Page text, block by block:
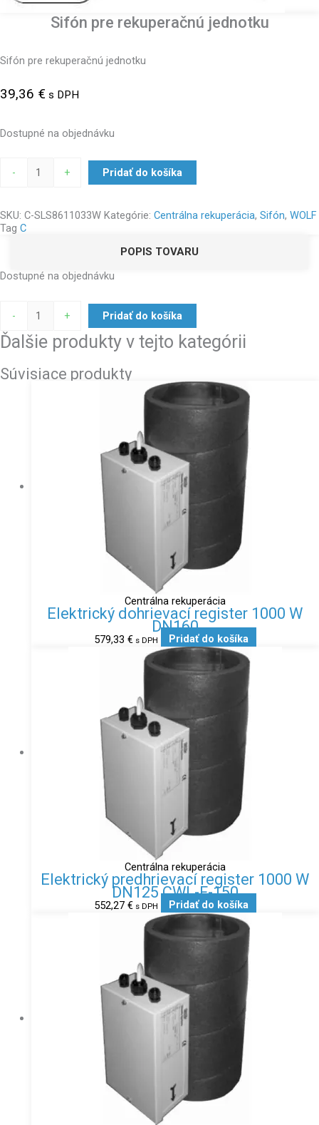
Sifón pre rekuperačnú jednotku
Sifón pre rekuperačnú jednotku
39,36 € s DPH
Dostupné na objednávku
- + Pridať do košíka
SKU: C-SLS8611033W Kategórie: Centrálna rekuperácia, Sifón, WOLF
Tag C
POPIS TOVARU
Dostupné na objednávku
- + Pridať do košíka
Ďalšie produkty v tejto kategórii
Súvisiace produkty
Centrálna rekuperácia
Elektrický dohrievací register 1000 W
DN160
579,33 € s DPH Pridať do košíka
Centrálna rekuperácia
Elektrický predhrievací register 1000 W
DN125 CWL-F-150
552,27 € s DPH Pridať do košíka